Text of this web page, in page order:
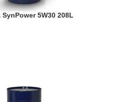
SynPower 5W30 208L